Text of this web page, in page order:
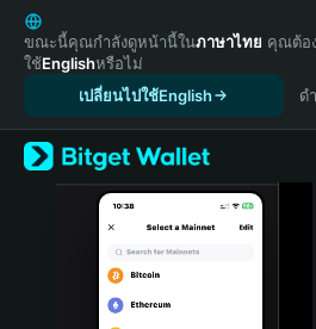
English
日本語
Tiếng Việt
Español (Latinoamérica)
Türkçe
Italiano
ขณะนี้คุณกำลังดูหน้านี้ในภาษาไทย คุณต้อ
ใช้Englishหรือไม่
เปลี่ยนไปใช้English
ด